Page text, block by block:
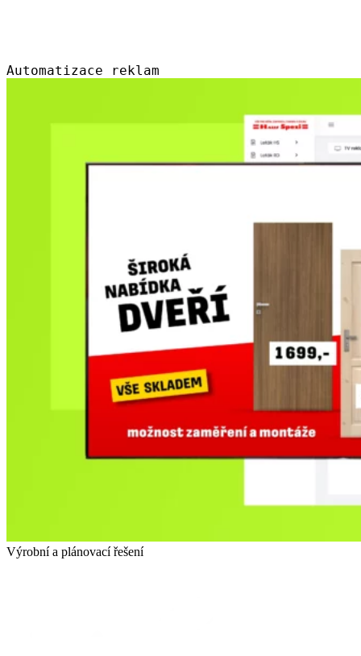
Automatizace reklam
Výrobní a plánovací řešení